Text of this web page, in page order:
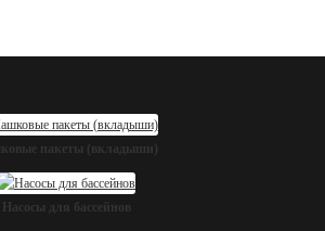
пакеты (вкладыши)
Насосы для бассейнов